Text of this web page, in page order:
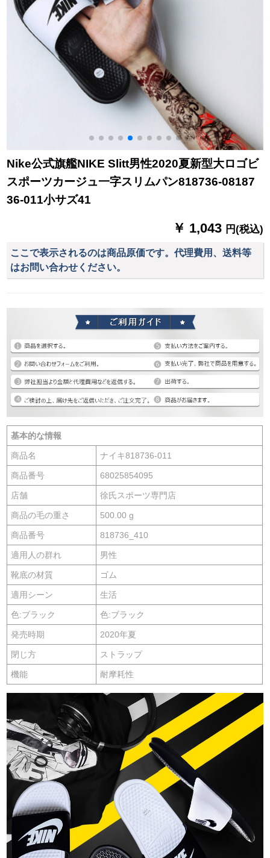
Nike公式旗艦NIKE Slitt男性2020夏新型大ロゴビ
スポーツカージュ一字スリムパン818736-08187
36-011小サズ41
￥ 1,043 円(税込)
ここで表示されるのは商品原価です。代理費用、送料等
はお問い合わせください。
基本的な情報
商品名 ナイキ818736-011
商品番号 68025854095
店舗 徐氏スポーツ専門店
商品の毛の重さ 500.00 g
商品番号 818736_410
適用人の群れ 男性
靴底の材質 ゴム
適用シーン 生活
色:ブラック 色:ブラック
発売時期 2020年夏
閉じ方 ストラップ
機能 耐摩耗性